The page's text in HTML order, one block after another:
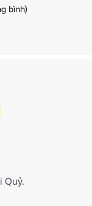
bình)
Quỷ.